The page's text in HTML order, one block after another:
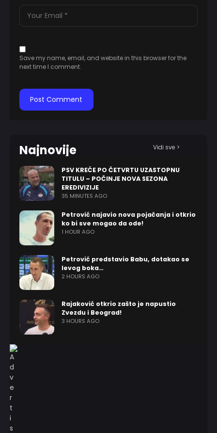
Save my name, email, and website in this browser for the
next time I comment.
Najnovije Vidi sve >
PSV KREĆE PO ČETVRTU UZASTOPNU
TITULU – POČINJE NOVA SEZONA
EREDIVIZIJE
35 MINUTES AGO
Petrović najavio nova pojačanja i otkrio
ko bi sve mogao da ode!
1 HOUR AGO
Petrović predstavio Babu, dotakao se
levog boka…
2 HOURS AGO
Rajaković otkrio zašto je napustio
Zvezdu i Beograd!
3 HOURS AGO